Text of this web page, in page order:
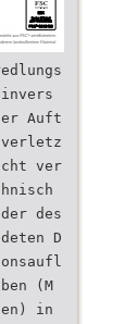
Auft
verletz
ver
des
D
(M
in